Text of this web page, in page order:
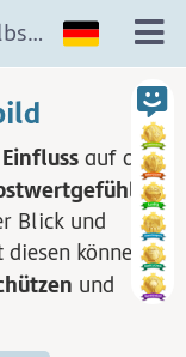
Einfluss auf die
Blick und
können
und
19. Medien und mein Selbstbild